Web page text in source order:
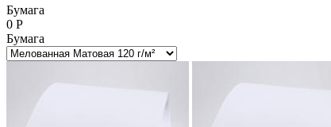
Бумага
0 Р
Бумага